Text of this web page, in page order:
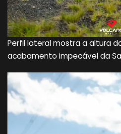
Perfil lateral mostra a altura
acabamento impecável da